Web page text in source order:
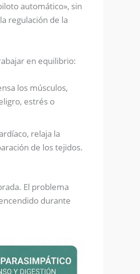
automático», sin
regulación de la
en equilibrio:
los músculos,
estrés o
relaja la
de los tejidos.
El problema
durante